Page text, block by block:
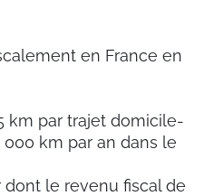
en France en
km par trajet domicile-
km par an dans le
le revenu fiscal de